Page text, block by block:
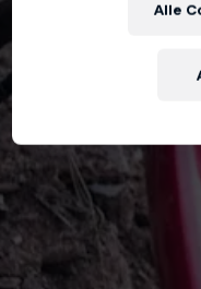
Alle